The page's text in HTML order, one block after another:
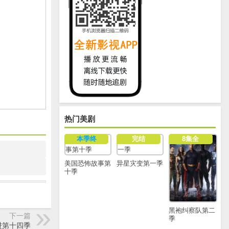
热门美剧
本季终
美国恐怖故事第
十季
完结
异星灾变第一季
8集全
黑袍纠察队第二
季
下一篇
第十四季